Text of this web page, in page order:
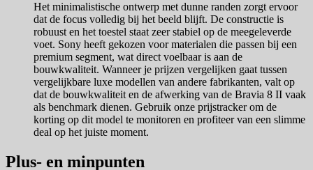
Het minimalistische ontwerp met dunne randen zorgt ervoor
dat de focus volledig bij het beeld blijft. De constructie is
robuust en het toestel staat zeer stabiel op de meegeleverde
voet. Sony heeft gekozen voor materialen die passen bij een
premium segment, wat direct voelbaar is aan de
bouwkwaliteit. Wanneer je prijzen vergelijken gaat tussen
vergelijkbare luxe modellen van andere fabrikanten, valt op
dat de bouwkwaliteit en de afwerking van de Bravia 8 II vaak
als benchmark dienen. Gebruik onze prijstracker om de
korting op dit model te monitoren en profiteer van een slimme
deal op het juiste moment.
Plus- en minpunten